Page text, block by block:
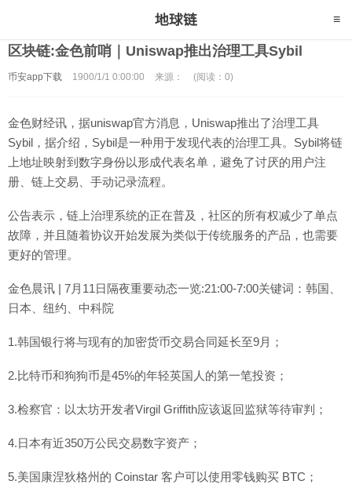
区块链:金色前哨｜Uniswap推出治理工具Sybil
币安app下载 1900/1/1 0:00:00 来源： (阅读：0)
金色财经讯，据uniswap官方消息，Uniswap推出了治理工具
Sybil，据介绍，Sybil是一种用于发现代表的治理工具。Sybil将链
上地址映射到数字身份以形成代表名单，避免了讨厌的用户注
册、链上交易、手动记录流程。
公告表示，链上治理系统的正在普及，社区的所有权减少了单点
故障，并且随着协议开始发展为类似于传统服务的产品，也需要
更好的管理。
金色晨讯 | 7月11日隔夜重要动态一览:21:00-7:00关键词：韩国、
日本、纽约、中科院
1.韩国银行将与现有的加密货币交易合同延长至9月；
2.比特币和狗狗币是45%的年轻英国人的第一笔投资；
3.检察官：以太坊开发者Virgil Griffith应该返回监狱等待审判；
4.日本有近350万公民交易数字资产；
5.美国康涅狄格州的 Coinstar 客户可以使用零钱购买 BTC；